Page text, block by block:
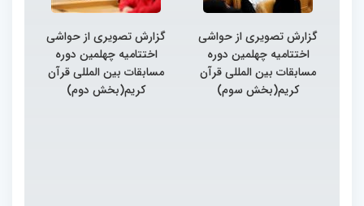
گزارش تصویری از حواشی
اختتامیه چهلمین دوره
مسابقات بین المللی قرآن
کریم(بخش سوم)
گزارش تصویری از حواشی
اختتامیه چهلمین دوره
مسابقات بین المللی قرآن
کریم(بخش دوم)